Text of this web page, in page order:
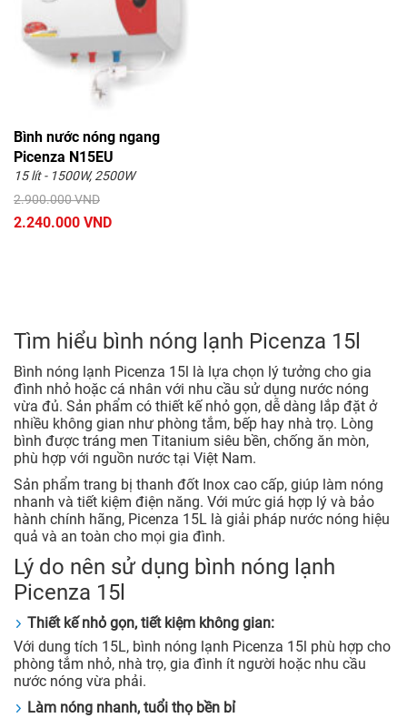
Bình nước nóng ngang
Picenza N15EU
15 lít - 1500W, 2500W
2.900.000 VND
2.240.000 VND
Tìm hiểu bình nóng lạnh Picenza 15l
Bình nóng lạnh Picenza 15l là lựa chọn lý tưởng cho gia
đình nhỏ hoặc cá nhân với nhu cầu sử dụng nước nóng
vừa đủ. Sản phẩm có thiết kế nhỏ gọn, dễ dàng lắp đặt ở
nhiều không gian như phòng tắm, bếp hay nhà trọ. Lòng
bình được tráng men Titanium siêu bền, chống ăn mòn,
phù hợp với nguồn nước tại Việt Nam.
Sản phẩm trang bị thanh đốt Inox cao cấp, giúp làm nóng
nhanh và tiết kiệm điện năng. Với mức giá hợp lý và bảo
hành chính hãng, Picenza 15L là giải pháp nước nóng hiệu
quả và an toàn cho mọi gia đình.
Lý do nên sử dụng bình nóng lạnh
Picenza 15l
Thiết kế nhỏ gọn, tiết kiệm không gian:
Với dung tích 15L, bình nóng lạnh Picenza 15l phù hợp cho
phòng tắm nhỏ, nhà trọ, gia đình ít người hoặc nhu cầu
nước nóng vừa phải.
Làm nóng nhanh, tuổi thọ bền bỉ